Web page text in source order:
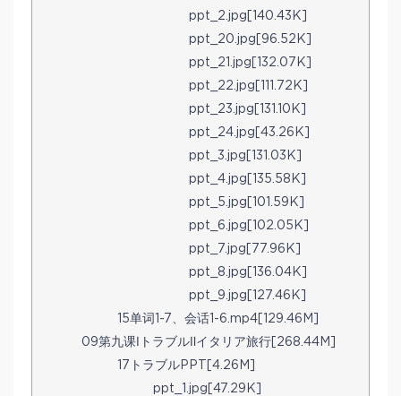
ppt_2.jpg[140.43K]
ppt_20.jpg[96.52K]
ppt_21.jpg[132.07K]
ppt_22.jpg[111.72K]
ppt_23.jpg[131.10K]
ppt_24.jpg[43.26K]
ppt_3.jpg[131.03K]
ppt_4.jpg[135.58K]
ppt_5.jpg[101.59K]
ppt_6.jpg[102.05K]
ppt_7.jpg[77.96K]
ppt_8.jpg[136.04K]
ppt_9.jpg[127.46K]
15单词1-7、会话1-6.mp4[129.46M]
09第九课ⅠトラブルⅡイタリア旅行[268.44M]
17トラブルPPT[4.26M]
ppt_1.jpg[47.29K]